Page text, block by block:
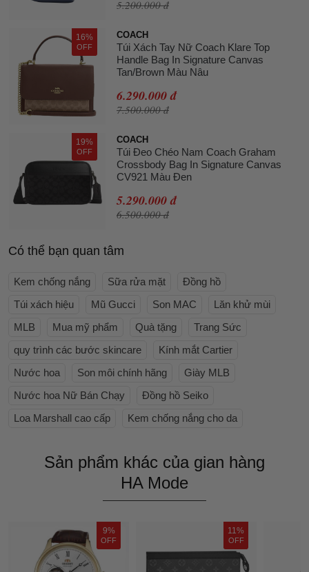
5.200.000 đ
16%
OFF
COACH
Túi Xách Tay Nữ Coach Klare Top
Handle Bag In Signature Canvas
Tan/Brown Màu Nâu
6.290.000 đ
7.500.000 đ
19%
OFF
COACH
Túi Đeo Chéo Nam Coach Graham
Crossbody Bag In Signature Canvas
CV921 Màu Đen
5.290.000 đ
6.500.000 đ
Có thể bạn quan tâm
Kem chống nắng Sữa rửa mặt
Đồng hồ
Túi xách hiệu
Mũ Gucci Son MAC
Lăn khử mùi
MLB
Mua mỹ phẩm Quà tặng
Trang Sức
quy trình các bước skincare
Kính mắt Cartier
Nước hoa
Son môi chính hãng
Giày MLB
Nước hoa Nữ Bán Chạy
Đồng hồ Seiko
Loa Marshall cao cấp
Kem chống nắng cho da
Sản phẩm khác của gian hàng
HA Mode
9%
OFF
11%
OFF